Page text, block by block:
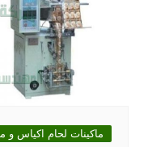
ماكينات لحام اكياس و